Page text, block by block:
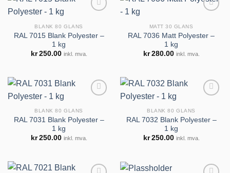
huskeliste
BLANK 80 GLANS
RAL 7015 Blank Polyester –
1 kg
kr 250.00 inkl. mva.
huskeliste
MATT 30 GLANS
RAL 7036 Matt Polyester –
1 kg
kr 280.00 inkl. mva.
huskeliste
BLANK 80 GLANS
RAL 7031 Blank Polyester –
1 kg
kr 250.00 inkl. mva.
huskeliste
BLANK 80 GLANS
RAL 7032 Blank Polyester –
1 kg
kr 250.00 inkl. mva.